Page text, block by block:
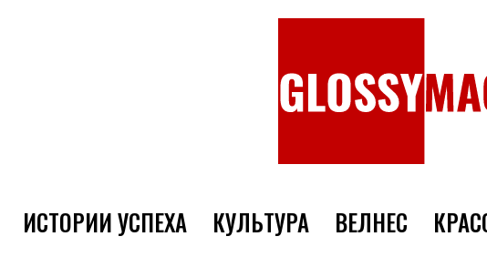
ИСТОРИИ УСПЕХА КУЛЬТУРА ВЕЛНЕС